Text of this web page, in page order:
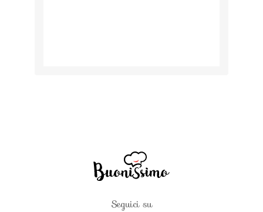
Seguici su